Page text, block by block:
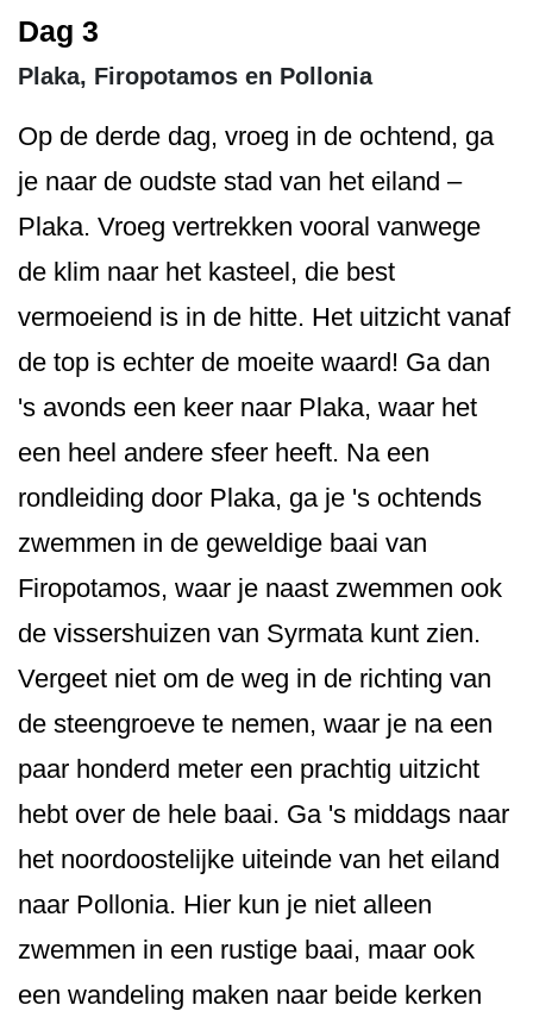
Dag 3
Plaka, Firopotamos en Pollonia
Op de derde dag, vroeg in de ochtend, ga
je naar de oudste stad van het eiland –
Plaka. Vroeg vertrekken vooral vanwege
de klim naar het kasteel, die best
vermoeiend is in de hitte. Het uitzicht vanaf
de top is echter de moeite waard! Ga dan
's avonds een keer naar Plaka, waar het
een heel andere sfeer heeft. Na een
rondleiding door Plaka, ga je 's ochtends
zwemmen in de geweldige baai van
Firopotamos, waar je naast zwemmen ook
de vissershuizen van Syrmata kunt zien.
Vergeet niet om de weg in de richting van
de steengroeve te nemen, waar je na een
paar honderd meter een prachtig uitzicht
hebt over de hele baai. Ga 's middags naar
het noordoostelijke uiteinde van het eiland
naar Pollonia. Hier kun je niet alleen
zwemmen in een rustige baai, maar ook
een wandeling maken naar beide kerken